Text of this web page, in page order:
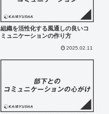
組織を活性化する風通しの良いコ
ミュニケーションの作り方
2025.02.11